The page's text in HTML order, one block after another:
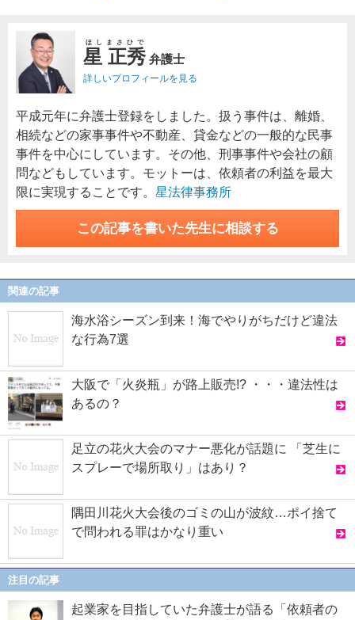
星 正秀
ほしまさひで
弁護士
詳しいプロフィールを見る
平成元年に弁護士登録をしました。扱う事件は、離婚、
相続などの家事事件や不動産、貸金などの一般的な民事
事件を中心にしています。その他、刑事事件や会社の顧
問などもしています。モットーは、依頼者の利益を最大
限に実現することです。 星法律事務所
この記事を書いた先生に相談する
関連の記事
海水浴シーズン到来！海でやりがちだけど違法
な行為7選
大阪で「火炎瓶」が路上販売!? ・・・違法性は
あるの？
足立の花火大会のマナー悪化が話題に 「芝生に
スプレーで場所取り」はあり？
隅田川花火大会後のゴミの山が波紋…ポイ捨て
で問われる罪はかなり重い
注目の記事
起業家を目指していた弁護士が語る「依頼者の